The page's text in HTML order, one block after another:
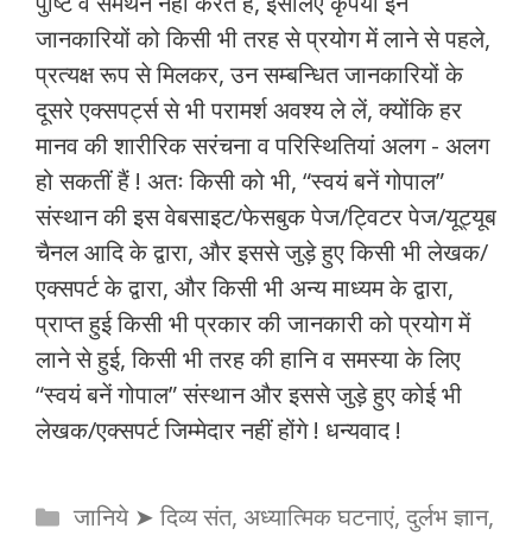
जानकारियों को किसी भी तरह से प्रयोग में लाने से पहले,
प्रत्यक्ष रूप से मिलकर, उन सम्बन्धित जानकारियों के
दूसरे एक्सपर्ट्स से भी परामर्श अवश्य ले लें, क्योंकि हर
मानव की शारीरिक सरंचना व परिस्थितियां अलग - अलग
हो सकतीं हैं ! अतः किसी को भी, “स्वयं बनें गोपाल”
संस्थान की इस वेबसाइट/फेसबुक पेज/ट्विटर पेज/यूट्यूब
चैनल आदि के द्वारा, और इससे जुड़े हुए किसी भी लेखक/
एक्सपर्ट के द्वारा, और किसी भी अन्य माध्यम के द्वारा,
प्राप्त हुई किसी भी प्रकार की जानकारी को प्रयोग में
लाने से हुई, किसी भी तरह की हानि व समस्या के लिए
“स्वयं बनें गोपाल” संस्थान और इससे जुड़े हुए कोई भी
लेखक/एक्सपर्ट जिम्मेदार नहीं होंगे ! धन्यवाद !
Categories
जानिये ➤ दिव्य संत, अध्यात्मिक घटनाएं, दुर्लभ ज्ञान,